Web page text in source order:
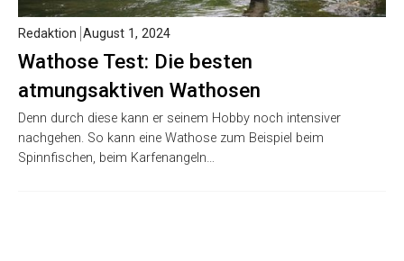
Wathose Test: Die besten
atmungsaktiven Wathosen
Redaktion August 1, 2024
Denn durch diese kann er seinem Hobby noch intensiver
nachgehen. So kann eine Wathose zum Beispiel beim
Spinnfischen, beim Karfenangeln…